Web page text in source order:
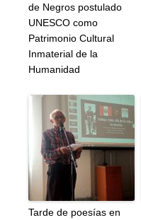
de Negros postulado
UNESCO como
Patrimonio Cultural
Inmaterial de la
Humanidad
Tarde de poesías en